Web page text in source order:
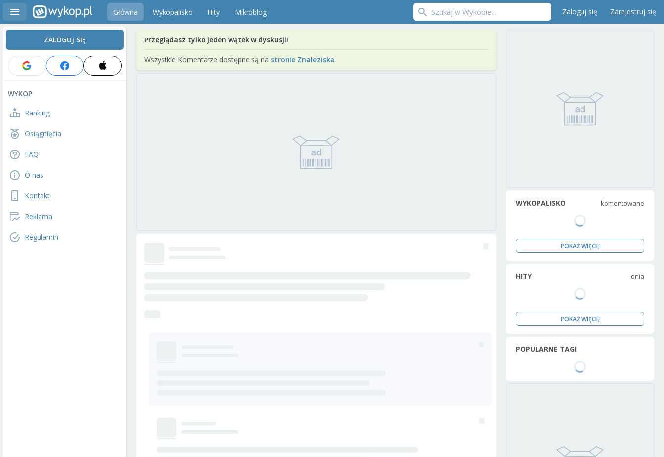
Główna Wykopalisko Hity Mikroblog Zaloguj się Zarejestruj się
ZALOGUJ SIĘ
WYKOP
Ranking
Osiągnięcia
FAQ
O nas
Kontakt
Reklama
Regulamin
Przeglądasz tylko jeden wątek w dyskusji!
Wszystkie Komentarze dostępne są na stronie Znaleziska.
WYKOPALISKO komentowane
POKAŻ WIĘCEJ
HITY dnia
POKAŻ WIĘCEJ
POPULARNE TAGI